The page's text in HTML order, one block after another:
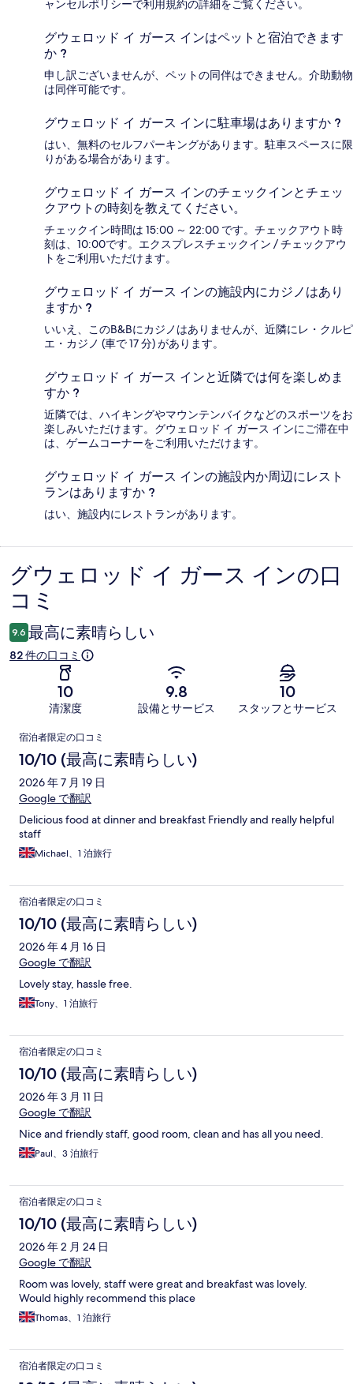
ャンセルポリシーで利用規約の詳細をご覧ください。
グウェロッド イ ガース インはペットと宿泊できます
か ?
申し訳ございませんが、ペットの同伴はできません。介助動物
は同伴可能です。
グウェロッド イ ガース インに駐車場はありますか ?
はい、無料のセルフパーキングがあります。駐車スペースに限
りがある場合があります。
グウェロッド イ ガース インのチェックインとチェッ
クアウトの時刻を教えてください。
チェックイン時間は 15:00 ～ 22:00 です。チェックアウト時
刻は、10:00です。エクスプレスチェックイン / チェックアウ
トをご利用いただけます。
グウェロッド イ ガース インの施設内にカジノはあり
ますか ?
いいえ、このB&Bにカジノはありませんが、近隣にレ・クルピ
エ・カジノ (車で 17 分) があります。
グウェロッド イ ガース インと近隣では何を楽しめま
すか ?
近隣では、ハイキングやマウンテンバイクなどのスポーツをお
楽しみいただけます。グウェロッド イ ガース インにご滞在中
は、ゲームコーナーをご利用いただけます。
グウェロッド イ ガース インの施設内か周辺にレスト
ランはありますか ?
はい、施設内にレストランがあります。
口
コ
ミ
グウェロッド イ ガース インの口
コミ
9.6 最高に素晴らしい
82 件の口コミ
10
清潔度
9.8
設備とサービス
10
スタッフとサービス
口
コ
ミ
宿泊者限定の口コミ
10/10 (最高に素晴らしい)
2026 年 7 月 19 日
Google で翻訳
Delicious food at dinner and breakfast Friendly and really helpful
staff
Michael、1 泊旅行
宿泊者限定の口コミ
10/10 (最高に素晴らしい)
2026 年 4 月 16 日
Google で翻訳
Lovely stay, hassle free.
Tony、1 泊旅行
宿泊者限定の口コミ
10/10 (最高に素晴らしい)
2026 年 3 月 11 日
Google で翻訳
Nice and friendly staff, good room, clean and has all you need.
Paul、3 泊旅行
宿泊者限定の口コミ
10/10 (最高に素晴らしい)
2026 年 2 月 24 日
Google で翻訳
Room was lovely, staff were great and breakfast was lovely.
Would highly recommend this place
Thomas、1 泊旅行
宿泊者限定の口コミ